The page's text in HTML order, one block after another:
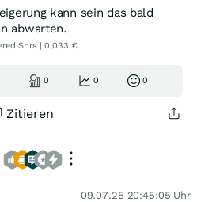
kann sein das bald
abwarten.
Shrs | 0,033 €
0 0 0
Zitieren
09.07.25 20:45:05 Uhr